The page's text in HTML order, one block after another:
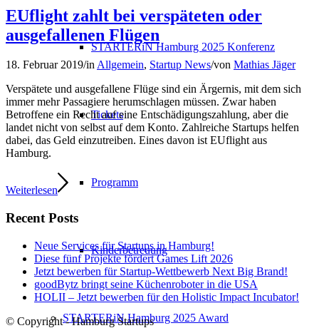
STARTERiN Hamburg 2025 Konferenz
Tickets
Programm
Kinderbetreuung
STARTERiN Hamburg 2025 Award
EUflight zahlt bei verspäteten oder
ausgefallenen Flügen
18. Februar 2019/inAllgemein, Startup News/von Mathias Jäger
Verspätete und ausgefallene Flüge sind ein Ärgernis, mit dem sich
immer mehr Passagiere herumschlagen müssen. Zwar haben
Betroffene ein Recht auf eine Entschädigungszahlung, aber die
landet nicht von selbst auf dem Konto. Zahlreiche Startups helfen
dabei, das Geld einzutreiben. Eines davon ist EUflight aus
Hamburg.
Weiterlesen
Recent Posts
Neue Services für Startups in Hamburg!
Diese fünf Projekte fördert Games Lift 2026
Jetzt bewerben für Startup-Wettbewerb Next Big Brand!
goodBytz bringt seine Küchenroboter in die USA
HOLII – Jetzt bewerben für den Holistic Impact Incubator!
© Copyright - Hamburg Startups